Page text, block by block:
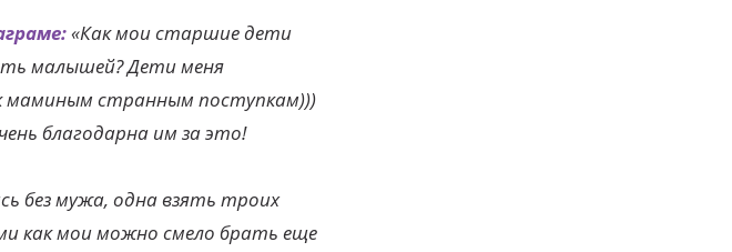
«Как мои старшие дети
малышей?Дети меня
маминым странным поступкам)))
благодарна им за это!
без мужа, одна взять троих
как мои можно смело брать еще